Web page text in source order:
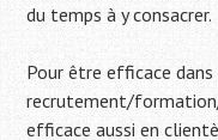
du temps à y consacrer.
Pour être efficace
recrutement/
efficace aussi en